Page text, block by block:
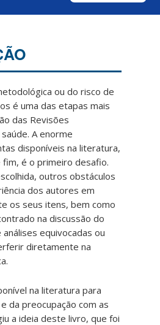
ou do risco de
é uma das etapas mais
das Revisões
A enorme
disponíveis na literatura,
é o primeiro desafio.
outros obstáculos
dos autores em
os seus itens, bem como
na discussão do
equivocadas ou
diretamente na
na literatura para
da preocupação com as
a ideia deste livro, que foi